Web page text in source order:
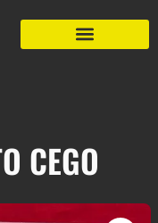
CEGO